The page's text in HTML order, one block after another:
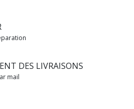
DES LIVRAISONS
mail